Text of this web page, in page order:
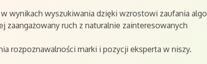
wynikach wyszukiwania dzięki wzrostowi zaufania
zaangażowany ruch z naturalnie zainteresowanych
rozpoznawalności marki i pozycji eksperta w niszy.